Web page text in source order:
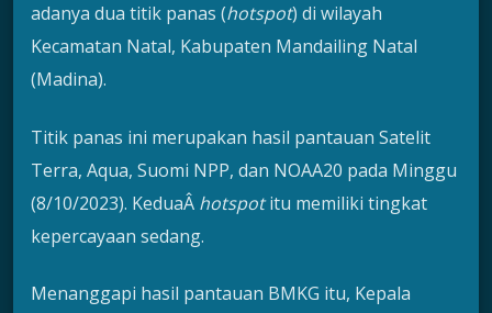
adanya dua titik panas (hotspot) di wilayah
Kecamatan Natal, Kabupaten Mandailing Natal
(Madina).
Titik panas ini merupakan hasil pantauan Satelit
Terra, Aqua, Suomi NPP, dan NOAA20 pada Minggu
(8/10/2023). KeduaÂ hotspotitu memiliki tingkat
kepercayaan sedang.
Menanggapi hasil pantauan BMKG itu, Kepala